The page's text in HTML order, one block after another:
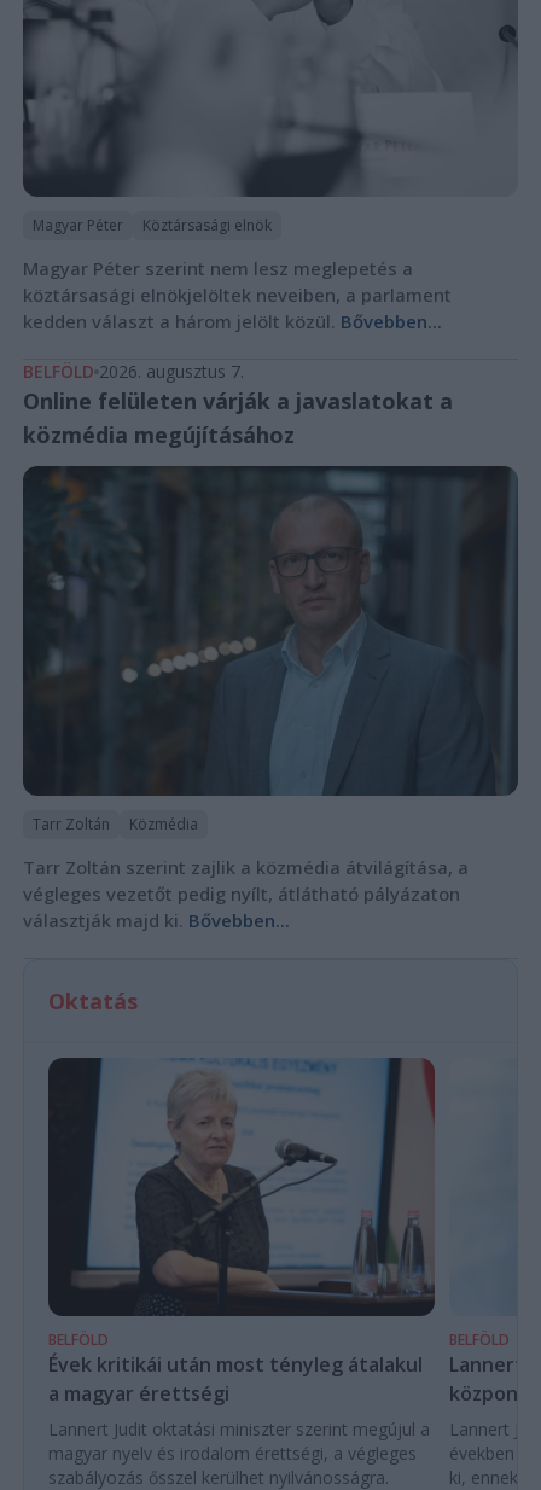
Magyar Péter Köztársasági elnök
Magyar Péter szerint nem lesz meglepetés a
köztársasági elnökjelöltek neveiben, a parlament
kedden választ a három jelölt közül. Bővebben...
BELFÖLD 2026. augusztus 7.
Online felületen várják a javaslatokat a
közmédia megújításához
Tarr Zoltán Közmédia
Tarr Zoltán szerint zajlik a közmédia átvilágítása, a
végleges vezetőt pedig nyílt, átlátható pályázaton
választják majd ki. Bővebben...
Oktatás
BELFÖLD
Évek kritikái után most tényleg átalakul
a magyar érettségi
Lannert Judit oktatási miniszter szerint megújul a
magyar nyelv és irodalom érettségi, a végleges
szabályozás ősszel kerülhet nyilvánosságra.
BELFÖLD
Lannert
Lannert
években
ki, ennek